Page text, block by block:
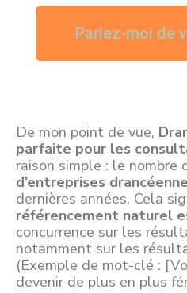
Parlez-moi de
De mon point de vue,
parfaite pour les
raison simple : le nombre
d’entreprises
dernières années. Cela
référencement naturel
concurrence sur les
notamment sur les
(Exemple de mot-clé :
devenir de plus en plus